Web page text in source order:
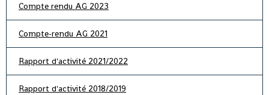
Compte rendu AG 2023
Compte-rendu AG 2021
Rapport d'activité 2021/2022
Rapport d'activité 2018/2019